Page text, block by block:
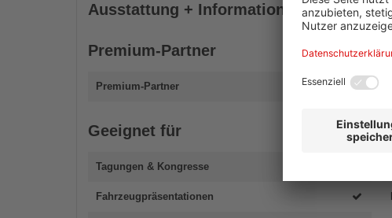
Ausstattung + Information
Premium-Partner
Premium-Partner
Geeignet für
Tagungen & Kongresse
Fahrzeugpräsentationen